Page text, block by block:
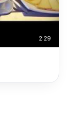
2:29